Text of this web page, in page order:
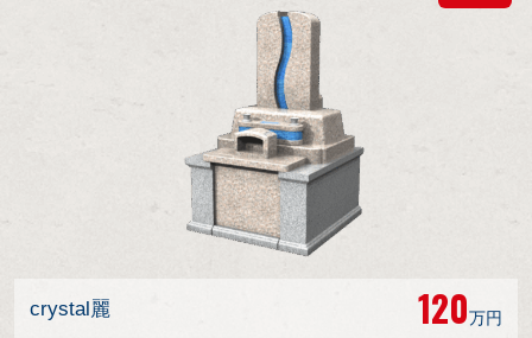
crystal麗 120万円